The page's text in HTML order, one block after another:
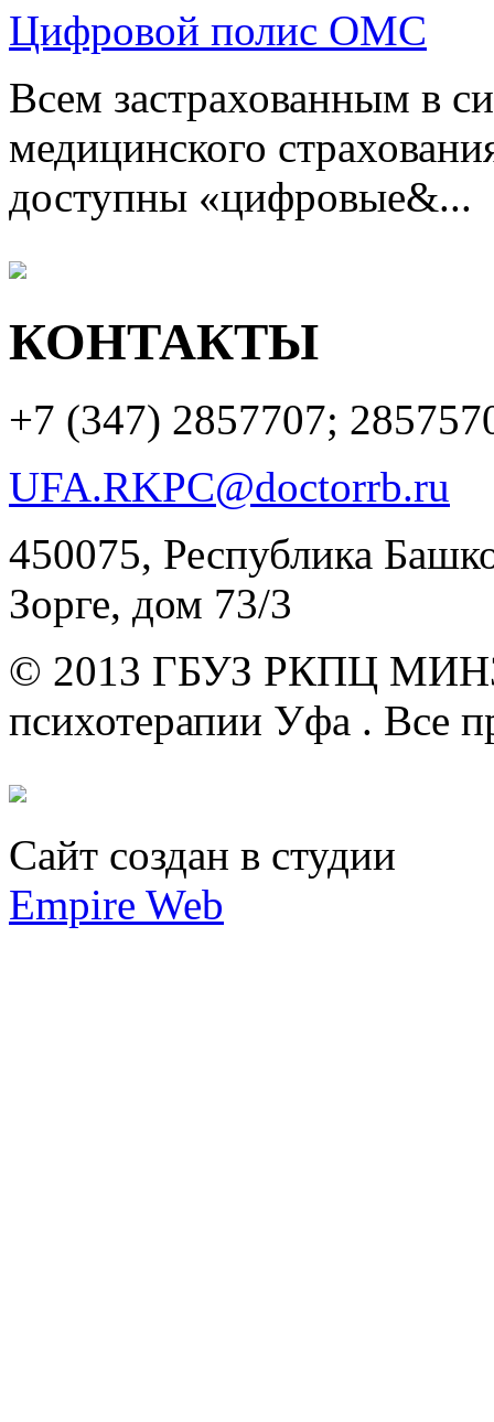
Цифровой полис ОМС
Всем застрахованным в
медицинского
доступны «цифровые&...
КОНТАКТЫ
+7 (347) 2857707;
UFA.RKPC@doctorrb.ru
450075, Республика
Зорге, дом 73/3
© 2013 ГБУЗ РКПЦ
психотерапии Уфа . Все
Сайт создан в студии
Empire Web